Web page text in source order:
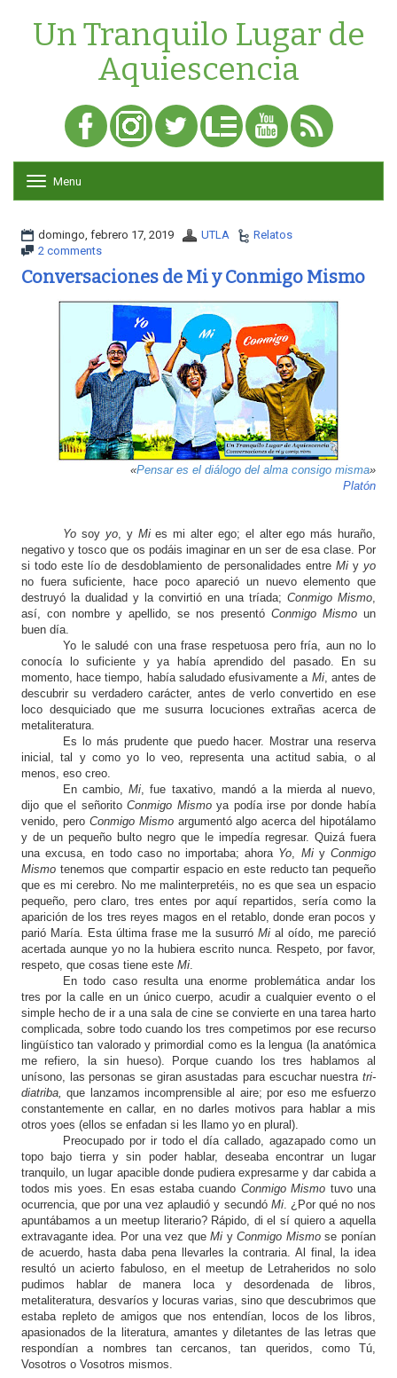
Un Tranquilo Lugar de
Aquiescencia
o
g
n
v
g
a
t
i
o
n
Menu
domingo, febrero 17, 2019 UTLA
Relatos
2 comments
Conversaciones de Mi y Conmigo Mismo
«Pensar es el diálogo del alma consigo misma»
Platón
Yo soy yo, y Mies mi alter ego; el alter ego más huraño,
negativo y tosco que os podáis imaginar en un ser de esa clase. Por
si todo este lío de desdoblamiento de personalidades entre Miyyo
no fuera suficiente, hace poco apareció un nuevo elemento que
destruyó la dualidad y la convirtió en una tríada; Conmigo Mismo,
así, con nombre y apellido, se nos presentó Conmigo Mismo un
buen día.
Yo le saludé con una frase respetuosa pero fría, aun no lo
conocía lo suficiente y ya había aprendido del pasado. En su
momento, hace tiempo, había saludado efusivamente a Mi, antes de
descubrir su verdadero carácter, antes de verlo convertido en ese
loco desquiciado que me susurra locuciones extrañas acerca de
metaliteratura.
Es lo más prudente que puedo hacer. Mostrar una reserva
inicial, tal y como yo lo veo, representa una actitud sabia, o al
menos, eso creo.
En cambio,Mi, fue taxativo, mandó a la mierda al nuevo,
dijo que el señoritoConmigo Mismoya podía irse por donde había
venido, pero Conmigo Mismoargumentó algo acerca del hipotálamo
y de un pequeño bulto negro que le impedía regresar. Quizá fuera
una excusa, en todo caso no importaba; ahora Yo, MiyConmigo
Mismo tenemos que compartir espacio en este reducto tan pequeño
que es mi cerebro. No me malinterpretéis, no es que sea un espacio
pequeño, pero claro, tres entes por aquí repartidos, sería como la
aparición de los tres reyes magos en el retablo, donde eran pocos y
parió María. Esta última frase me la susurró Mi al oído, me pareció
acertada aunque yo no la hubiera escrito nunca. Respeto, por favor,
respeto, que cosas tiene este Mi.
En todo caso resulta una enorme problemática andar los
tres por la calle en un único cuerpo, acudir a cualquier evento o el
simple hecho de ir a una sala de cine se convierte en una tarea harto
complicada, sobre todo cuando los tres competimos por ese recurso
lingüístico tan valorado y primordial como es la lengua (la anatómica
me refiero, la sin hueso). Porque cuando los tres hablamos al
unísono, las personas se giran asustadas para escuchar nuestra tri-
diatriba, que lanzamos incomprensible al aire; por eso me esfuerzo
constantemente en callar, en no darles motivos para hablar a mis
otros yoes (ellos se enfadan si les llamo yo en plural).
Preocupado por ir todo el día callado, agazapado como un
topo bajo tierra y sin poder hablar, deseaba encontrar un lugar
tranquilo, un lugar apacible donde pudiera expresarme y dar cabida a
todos mis yoes. En esas estaba cuando Conmigo Mismo tuvo una
ocurrencia, que por una vez aplaudió y secundó Mi. ¿Por qué no nos
apuntábamos a un meetup literario? Rápido, di el sí quiero a aquella
extravagante idea. Por una vez queMi yConmigo Mismose ponían
de acuerdo, hasta daba pena llevarles la contraria. Al final, la idea
resultó un acierto fabuloso, en el meetup de Letraheridos no solo
pudimos hablar de manera loca y desordenada de libros,
metaliteratura, desvaríos y locuras varias, sino que descubrimos que
estaba repleto de amigos que nos entendían, locos de los libros,
apasionados de la literatura, amantes y diletantes de las letras que
respondían a nombres tan cercanos, tan queridos, como Tú,
Vosotros o Vosotros mismos.